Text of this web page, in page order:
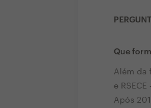
Que
Além da
e
Após